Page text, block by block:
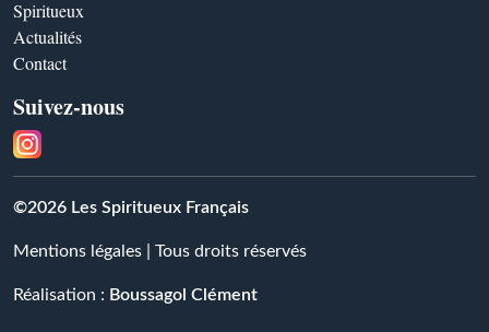
Spiritueux
Actualités
Contact
Suivez-nous
©2026 Les Spiritueux Français
Mentions légales | Tous droits réservés
Réalisation : Boussagol Clément